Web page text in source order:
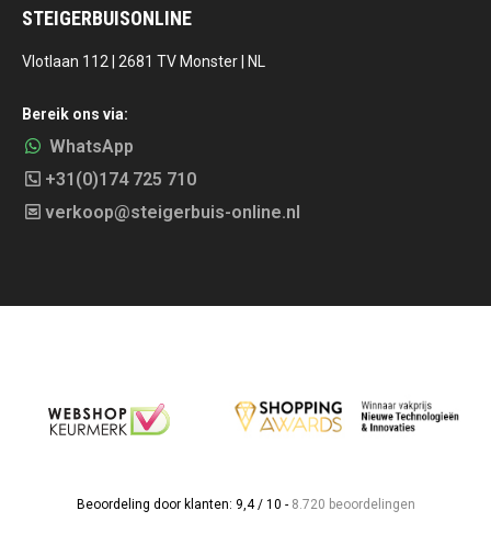
STEIGERBUISONLINE
Vlotlaan 112 | 2681 TV Monster | NL
Bereik ons via:
WhatsApp
+31(0)174 725 710
verkoop@steigerbuis-online.nl
Beoordeling door klanten: 9,4 / 10 - 8.720 beoordelingen